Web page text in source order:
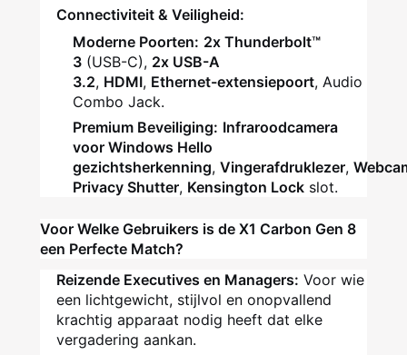
Connectiviteit & Veiligheid:
Moderne Poorten: 2x Thunderbolt™
3 (USB-C), 2x USB-A
3.2, HDMI, Ethernet-extensiepoort, Audio
Combo Jack.
Premium Beveiliging: Infraroodcamera
voor Windows Hello
gezichtsherkenning, Vingerafdruklezer,
Privacy Shutter, Kensington Lock slot.
Voor Welke Gebruikers is de X1 Carbon Gen 8
een Perfecte Match?
Reizende Executives en Managers: Voor wie
een lichtgewicht, stijlvol en onopvallend
krachtig apparaat nodig heeft dat elke
vergadering aankan.